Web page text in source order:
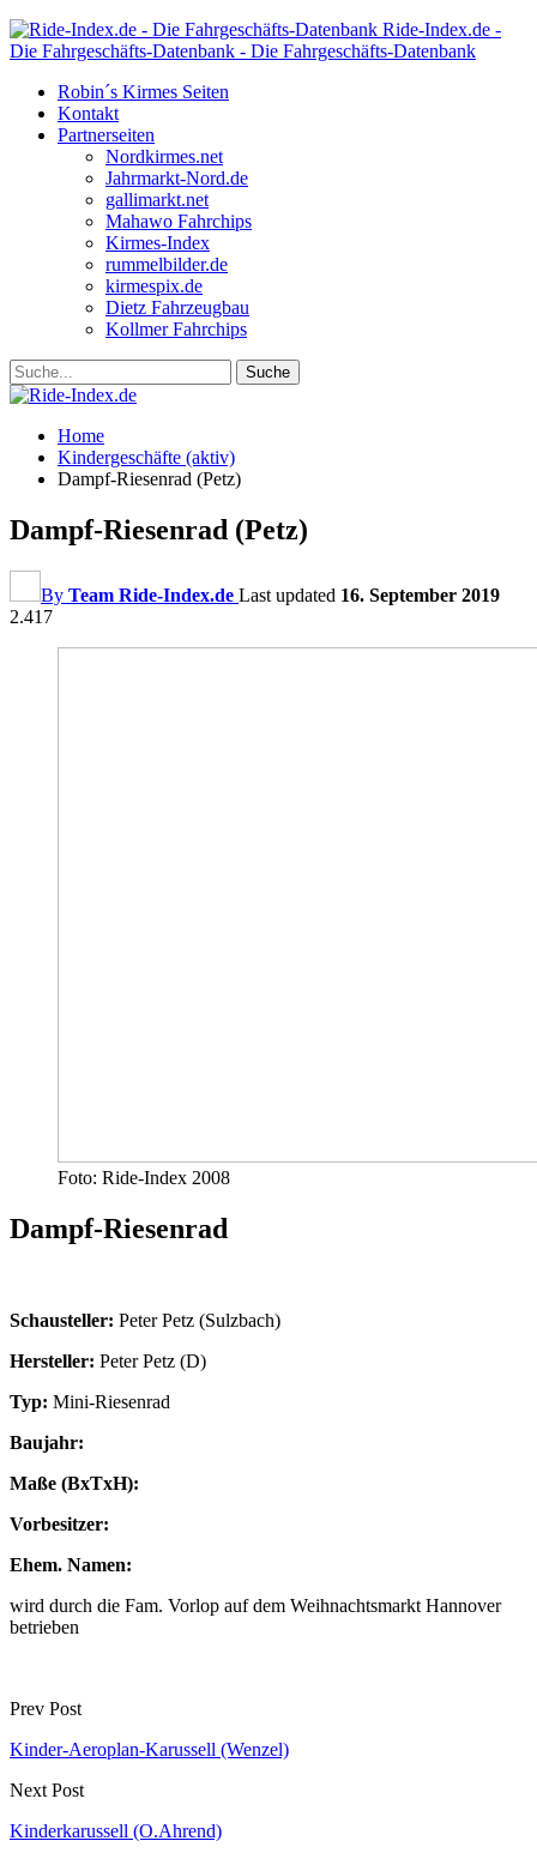
Ride-Index.de -
Die Fahrgeschäfts-Datenbank - Die Fahrgeschäfts-Datenbank
Robin´s Kirmes Seiten
Kontakt
Partnerseiten
Nordkirmes.net
Jahrmarkt-Nord.de
gallimarkt.net
Mahawo Fahrchips
Kirmes-Index
rummelbilder.de
kirmespix.de
Dietz Fahrzeugbau
Kollmer Fahrchips
Home
Kindergeschäfte (aktiv)
Dampf-Riesenrad (Petz)
Dampf-Riesenrad (Petz)
By Team Ride-Index.de Last updated 16. September 2019
2.417
Foto: Ride-Index 2008
Dampf-Riesenrad
Schausteller: Peter Petz (Sulzbach)
Hersteller: Peter Petz (D)
Typ: Mini-Riesenrad
Baujahr:
Maße (BxTxH):
Vorbesitzer:
Ehem. Namen:
wird durch die Fam. Vorlop auf dem Weihnachtsmarkt Hannover
betrieben
Prev Post
Kinder-Aeroplan-Karussell (Wenzel)
Next Post
Kinderkarussell (O.Ahrend)